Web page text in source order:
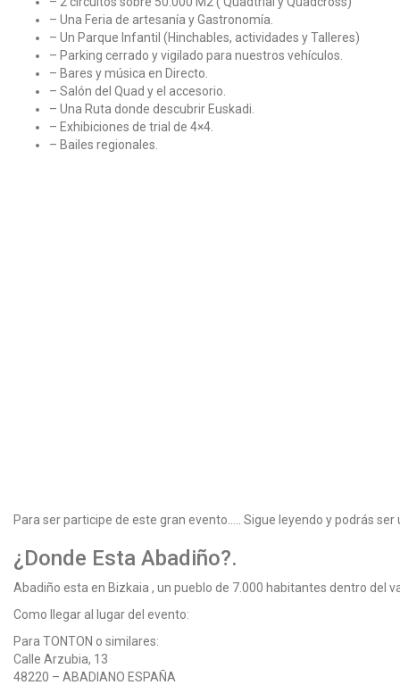
– Una Feria de artesanía y Gastronomía.
– Un Parque Infantil (Hinchables, actividades y Talleres)
– Parking cerrado y vigilado para nuestros vehículos.
– Bares y música en Directo.
– Salón del Quad y el accesorio.
– Una Ruta donde descubrir Euskadi.
– Exhibiciones de trial de 4×4.
– Bailes regionales.
Para ser participe de este gran evento….. Sigue leyendo y podrás
¿Donde Esta Abadiño?.
Abadiño esta en Bizkaia , un pueblo de 7.000 habitantes dentro del
Como llegar al lugar del evento:
Para TONTON o similares:
Calle Arzubia, 13
48220 – ABADIANO ESPAÑA